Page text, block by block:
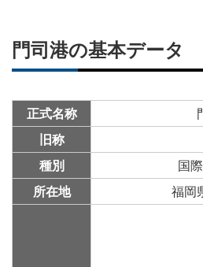
門司港の基本データ
正式名称
旧称
種別
国
所在地
福岡